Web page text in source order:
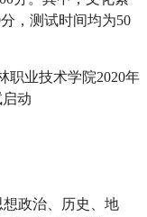
，测试时间均为50
政治、历史、地